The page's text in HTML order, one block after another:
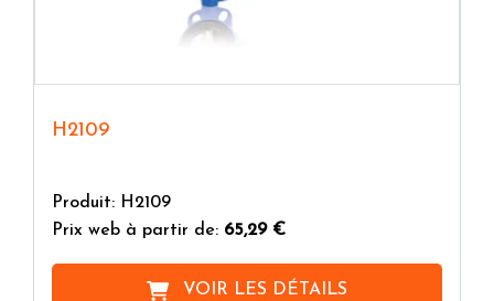
H2109
Produit: H2109
Prix web à partir de: 65,29 €
VOIR LES DÉTAILS